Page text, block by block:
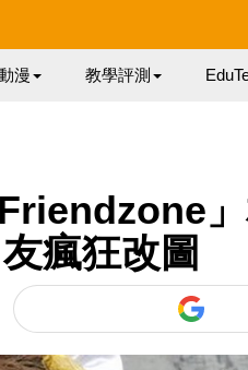
漫 教學評測
友瘋狂改圖